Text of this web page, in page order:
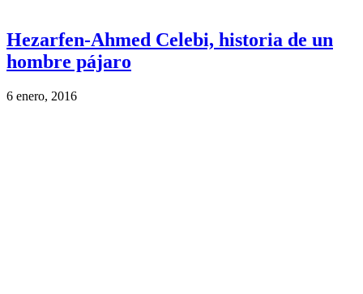
Hezarfen-Ahmed Celebi, historia de un
hombre pájaro
6 enero, 2016